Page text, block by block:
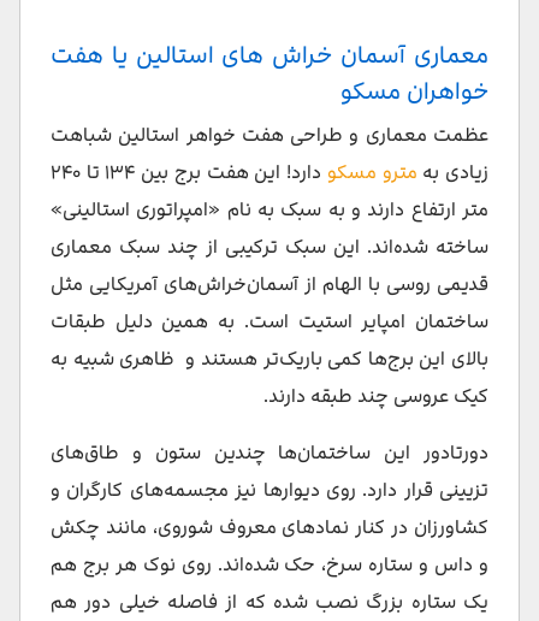
معماری آسمان خراش های استالین یا هفت
خواهران مسکو
عظمت معماری و طراحی هفت خواهر استالین شباهت
زیادی به مترو مسکو
دارد! این هفت برج بین ۱۳۴ تا ۲۴۰
متر ارتفاع دارند و به سبک به نام «امپراتوری استالینی»
ساخته شده‌اند. این سبک ترکیبی از چند سبک معماری
قدیمی روسی با الهام از آسمان‌خراش‌های آمریکایی مثل
ساختمان امپایر استیت است. به همین دلیل طبقات
بالای این برج‌ها کمی باریک‌تر هستند و ظاهری شبیه به
کیک عروسی چند طبقه دارند.
دورتادور این ساختمان‌ها چندین ستون و طاق‌های
تزیینی قرار دارد. روی دیوارها نیز مجسمه‌های کارگران و
کشاورزان در کنار نمادهای معروف شوروی، مانند چکش
و داس و ستاره سرخ، حک شده‌اند. روی نوک هر برج هم
یک ستاره بزرگ نصب شده که از فاصله خیلی دور هم